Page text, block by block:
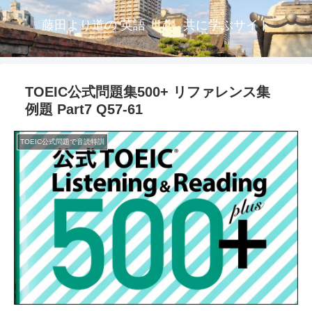
藤田より道の 英語「で」共に学ぶサイト
TOEIC公式問題集500+ リファレンス集
例題 Part7 Q57-61
TOEIC公式問題で音読特訓